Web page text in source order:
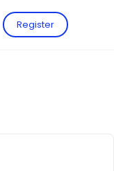
Register